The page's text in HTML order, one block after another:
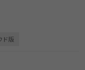
ド版